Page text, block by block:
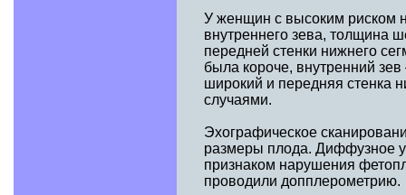
У женщин с высоким риском
внутреннего зева, толщина
передней стенки нижнего
была короче, внутренний
широкий и передняя стенка
случаями.
Эхографическое
размеры плода. Диффузное
признаком нарушения
проводили допплерометрию.